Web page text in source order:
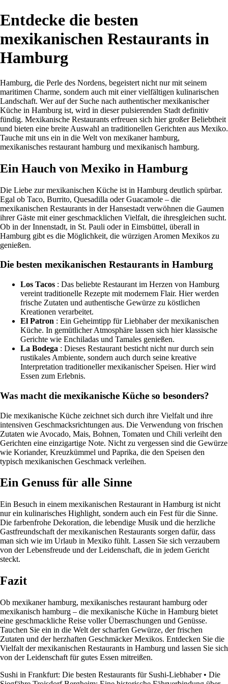
Entdecke die besten
mexikanischen Restaurants in
Hamburg
Hamburg, die Perle des Nordens, begeistert nicht nur mit seinem
maritimen Charme, sondern auch mit einer vielfältigen kulinarischen
Landschaft. Wer auf der Suche nach authentischer mexikanischer
Küche in Hamburg ist, wird in dieser pulsierenden Stadt definitiv
fündig. Mexikanische Restaurants erfreuen sich hier großer Beliebtheit
und bieten eine breite Auswahl an traditionellen Gerichten aus Mexiko.
Tauche mit uns ein in die Welt von mexikaner hamburg,
mexikanisches restaurant hamburg und mexikanisch hamburg.
Ein Hauch von Mexiko in Hamburg
Die Liebe zur mexikanischen Küche ist in Hamburg deutlich spürbar.
Egal ob Taco, Burrito, Quesadilla oder Guacamole – die
mexikanischen Restaurants in der Hansestadt verwöhnen die Gaumen
ihrer Gäste mit einer geschmacklichen Vielfalt, die ihresgleichen sucht.
Ob in der Innenstadt, in St. Pauli oder in Eimsbüttel, überall in
Hamburg gibt es die Möglichkeit, die würzigen Aromen Mexikos zu
genießen.
Die besten mexikanischen Restaurants in Hamburg
Los Tacos : Das beliebte Restaurant im Herzen von Hamburg
vereint traditionelle Rezepte mit modernem Flair. Hier werden
frische Zutaten und authentische Gewürze zu köstlichen
Kreationen verarbeitet.
El Patron : Ein Geheimtipp für Liebhaber der mexikanischen
Küche. In gemütlicher Atmosphäre lassen sich hier klassische
Gerichte wie Enchiladas und Tamales genießen.
La Bodega : Dieses Restaurant besticht nicht nur durch sein
rustikales Ambiente, sondern auch durch seine kreative
Interpretation traditioneller mexikanischer Speisen. Hier wird
Essen zum Erlebnis.
Was macht die mexikanische Küche so besonders?
Die mexikanische Küche zeichnet sich durch ihre Vielfalt und ihre
intensiven Geschmacksrichtungen aus. Die Verwendung von frischen
Zutaten wie Avocado, Mais, Bohnen, Tomaten und Chili verleiht den
Gerichten eine einzigartige Note. Nicht zu vergessen sind die Gewürze
wie Koriander, Kreuzkümmel und Paprika, die den Speisen den
typisch mexikanischen Geschmack verleihen.
Ein Genuss für alle Sinne
Ein Besuch in einem mexikanischen Restaurant in Hamburg ist nicht
nur ein kulinarisches Highlight, sondern auch ein Fest für die Sinne.
Die farbenfrohe Dekoration, die lebendige Musik und die herzliche
Gastfreundschaft der mexikanischen Restaurants sorgen dafür, dass
man sich wie im Urlaub in Mexiko fühlt. Lassen Sie sich verzaubern
von der Lebensfreude und der Leidenschaft, die in jedem Gericht
steckt.
Fazit
Ob mexikaner hamburg, mexikanisches restaurant hamburg oder
mexikanisch hamburg – die mexikanische Küche in Hamburg bietet
eine geschmackliche Reise voller Überraschungen und Genüsse.
Tauchen Sie ein in die Welt der scharfen Gewürze, der frischen
Zutaten und der herzhaften Geschmäcker Mexikos. Entdecken Sie die
Vielfalt der mexikanischen Restaurants in Hamburg und lassen Sie sich
von der Leidenschaft für gutes Essen mitreißen.
Sushi in Frankfurt: Die besten Restaurants für Sushi-Liebhaber• Die